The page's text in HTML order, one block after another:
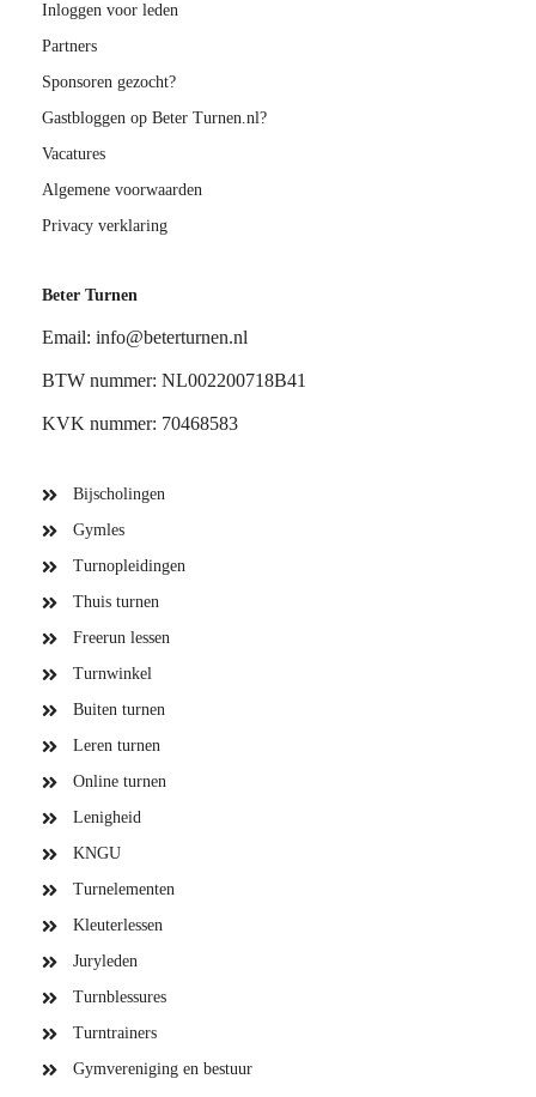
Inloggen voor leden
Partners
Sponsoren gezocht?
Gastbloggen op Beter Turnen.nl?
Vacatures
Algemene voorwaarden
Privacy verklaring
Beter Turnen
Email: info@beterturnen.nl
BTW nummer: NL002200718B41
KVK nummer: 70468583
Bijscholingen
Gymles
Turnopleidingen
Thuis turnen
Freerun lessen
Turnwinkel
Buiten turnen
Leren turnen
Online turnen
Lenigheid
KNGU
Turnelementen
Kleuterlessen
Juryleden
Turnblessures
Turntrainers
Gymvereniging en bestuur